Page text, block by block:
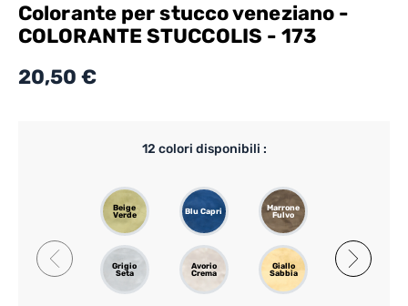
Colorante per stucco veneziano -
COLORANTE STUCCOLIS - 173
20,50 €
12 colori disponibili :
Beige
Verde
Blu Capri
Marrone
Fulvo
Grigio
Seta
Avorio
Crema
Giallo
Sabbia
Arancione
Sanguigno